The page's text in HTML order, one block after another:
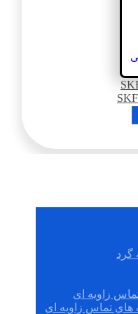
گرد
زاویه ای
های تماس زاویه ای